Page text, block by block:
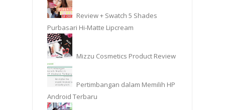
Review + Swatch 5 Shades
Purbasari Hi-Matte Lipcream
Mizzu Cosmetics Product Review
Pertimbangan dalam Memilih HP
Android Terbaru